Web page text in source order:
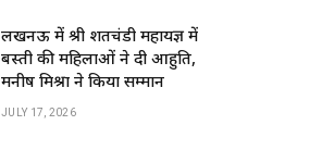
लखनऊ में श्री शतचंडी महायज्ञ में
बस्ती की महिलाओं ने दी आहुति,
मनीष मिश्रा ने किया सम्मान
JULY 17, 2026